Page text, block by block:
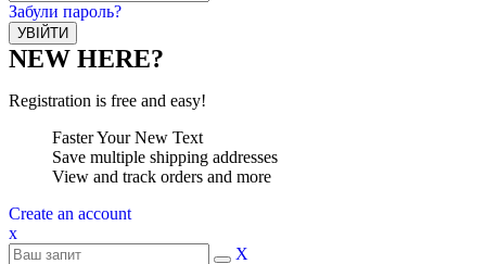
Забули пароль?
NEW HERE?
Registration is free and easy!
Faster Your New Text
Save multiple shipping addresses
View and track orders and more
Create an account
x
X